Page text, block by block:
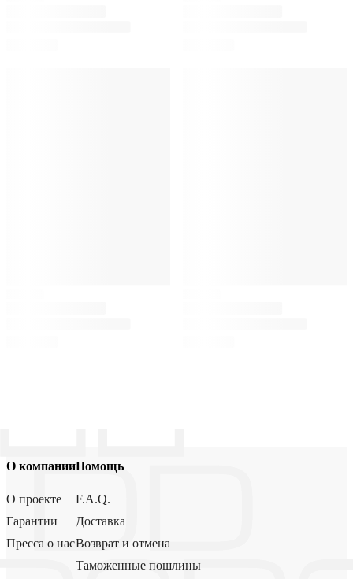
О компании
О проекте
Гарантии
Пресса о нас
Помощь
F.A.Q.
Доставка
Возврат и отмена
Таможенные пошлины